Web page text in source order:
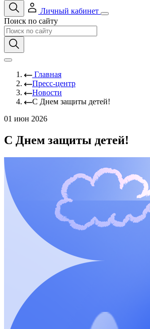
Личный кабинет
Поиск по сайту
Главная
Пресс-центр
Новости
С Днем защиты детей!
01 июн 2026
С Днем защиты детей!